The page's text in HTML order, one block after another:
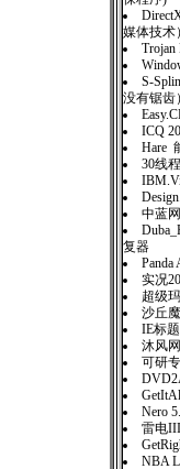
媒体技术）
Trojan
S-
没有锯齿）
ICQ
Hare
30线
中蓝
复器
Panda
实况
超级
沙丘
IE标
沐风
可研
Nero
雷电
NBA